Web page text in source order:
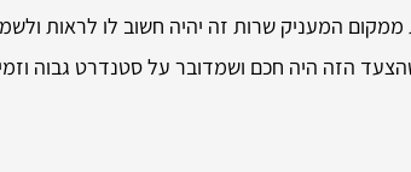
המעניק שרות זה יהיה חשוב לו לראות
הזה היה חכם ושמדובר על סטנדרט גבוה